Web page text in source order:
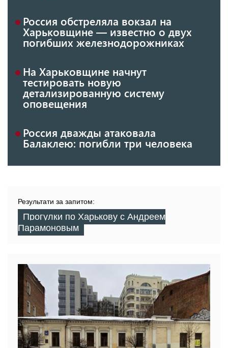
Россия обстреляла вокзал на
Харьковщине — известно о двух
погибших железнодорожниках
На Харьковщине начнут
тестировать новую
детализированную систему
оповещения
Россия дважды атаковала
Балаклею: погибли три человека
Результати за запитом:
Прогулки по Харькову с Андреем
Парамоновым